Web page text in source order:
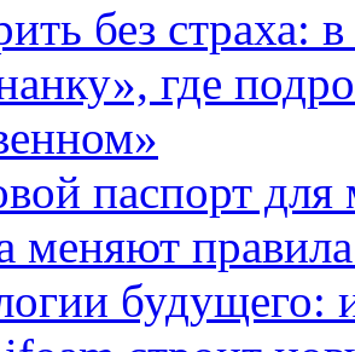
без страха:
где
паспорт для
меняют
будущего: